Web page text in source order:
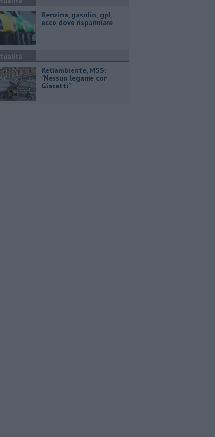
​Benzina, gasolio, gpl,
ecco dove risparmiare
Retiambiente, M5S:
"Nessun legame con
Giacetti"